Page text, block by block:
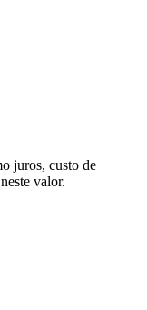
juros, custo de
valor.